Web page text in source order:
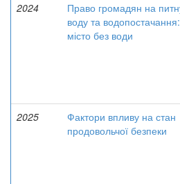
2024
Право громадян на
воду та водопостачання:
місто без води
2025
Фактори впливу на стан
продовольчої безпеки